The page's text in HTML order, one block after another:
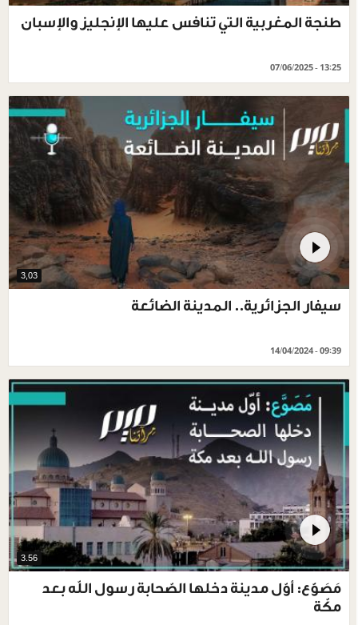
طنجة المغربية التي تنافس عليها الإنجليز والإسبان
07/06/2025 - 13:25
3,03
سيفار الجزائرية.. المدينة الضائعة
14/04/2024 - 09:39
3.56
مَصَوَّع: أوّل مدينة دخلها الصّحابة رسول اللّه بعد
مكّة